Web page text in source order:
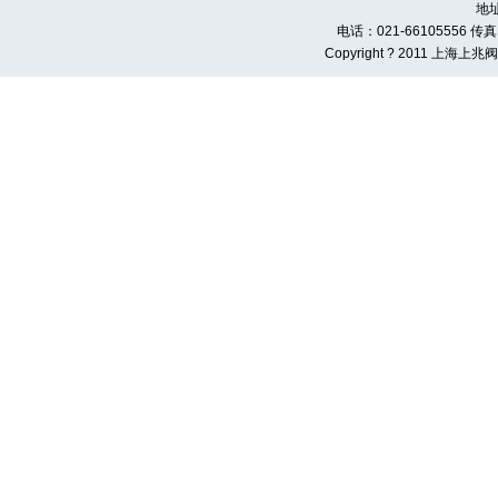
地
电话：021-66105556 传
Copyright ? 2011 上海上兆